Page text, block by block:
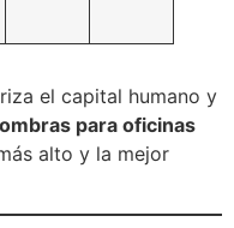
el capital humano y
para oficinas
alto y la mejor